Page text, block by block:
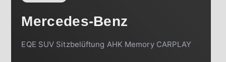
Mercedes-Benz
EQE SUV Sitzbelüftung AHK Memory CARPLAY